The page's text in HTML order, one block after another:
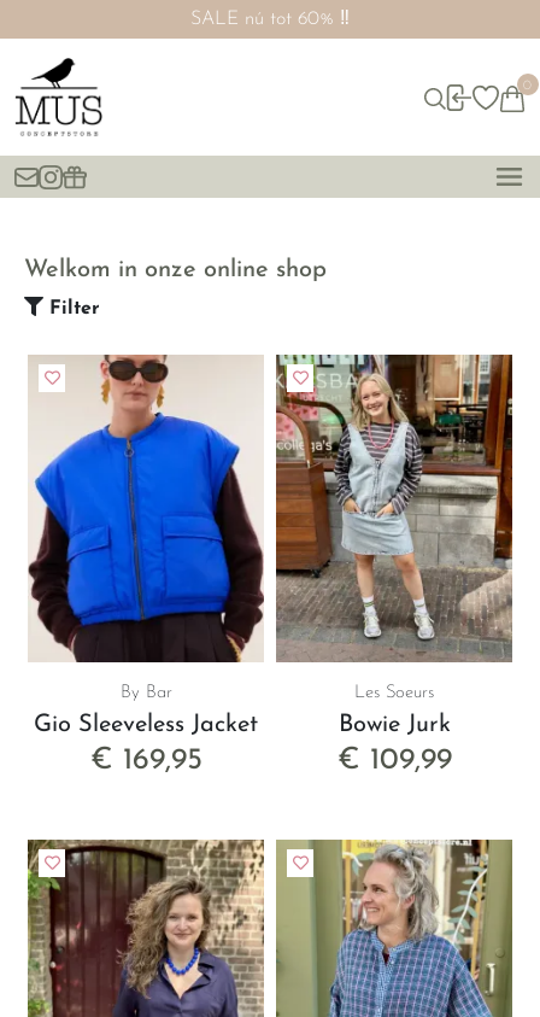
SALE nú tot 60% ‼️
0
Welkom in onze online shop
Filter
By Bar
Gio Sleeveless Jacket
€ 169,95
Les Soeurs
Bowie Jurk
€ 109,99